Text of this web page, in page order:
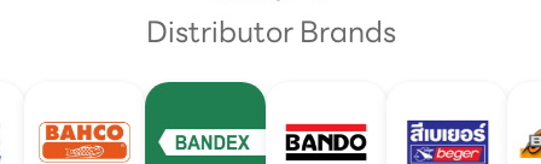
Distributor Brands